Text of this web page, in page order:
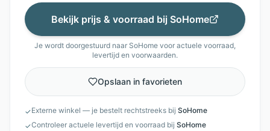
Bekijk prijs & voorraad bij SoHome
Je wordt doorgestuurd naar SoHome voor actuele voorraad,
levertijd en voorwaarden.
Opslaan in favorieten
✓Externe winkel — je bestelt rechtstreeks bij SoHome
✓Controleer actuele levertijd en voorraad bij SoHome